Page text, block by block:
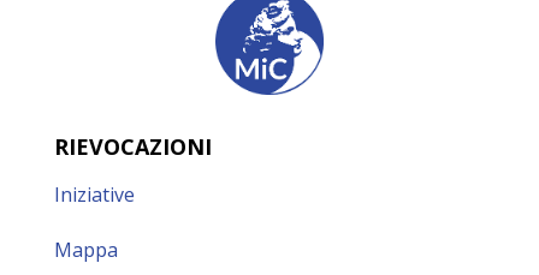
RIEVOCAZIONI
Iniziative
Mappa